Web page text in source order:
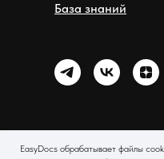
EasyDocs обрабатывает файлы
База знаний
+7 499